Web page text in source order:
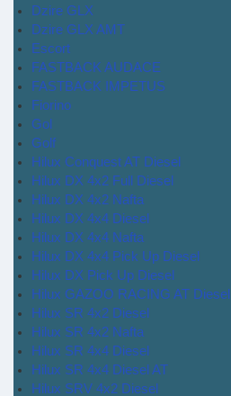
Dzire GLX
Dzire GLX AMT
Escort
FASTBACK AUDACE
FASTBACK IMPETUS
Fiorino
Gol
Golf
Hilux Conquest AT Diesel
Hilux DX 4x2 Full Diesel
Hilux DX 4x2 Nafta
Hilux DX 4x4 Diesel
Hilux DX 4x4 Nafta
Hilux DX 4x4 Pick Up Diesel
Hilux DX Pick Up Diesel
Hilux GAZOO RACING AT Diesel
Hilux SR 4x2 Diesel
Hilux SR 4x2 Nafta
Hilux SR 4x4 Diesel
Hilux SR 4x4 Diesel AT
Hilux SRV 4x2 Diesel